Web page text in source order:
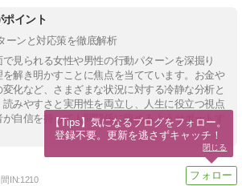
ポイント
ーンと対応策を徹底解析
見られる女性や男性の行動パターンを深掘り
を解き明かすことに焦点を当てています。お金や
化など、さまざまな状況に対する冷静な分析と
みやすさと実用性を両立し、人生に役立つ視点
自信を持って人間関係に臨めるようサポートす
間IN:1210
【Tips】気になるブログをフォロー。
登録不要。更新を逃さずキャッチ！
閉じる